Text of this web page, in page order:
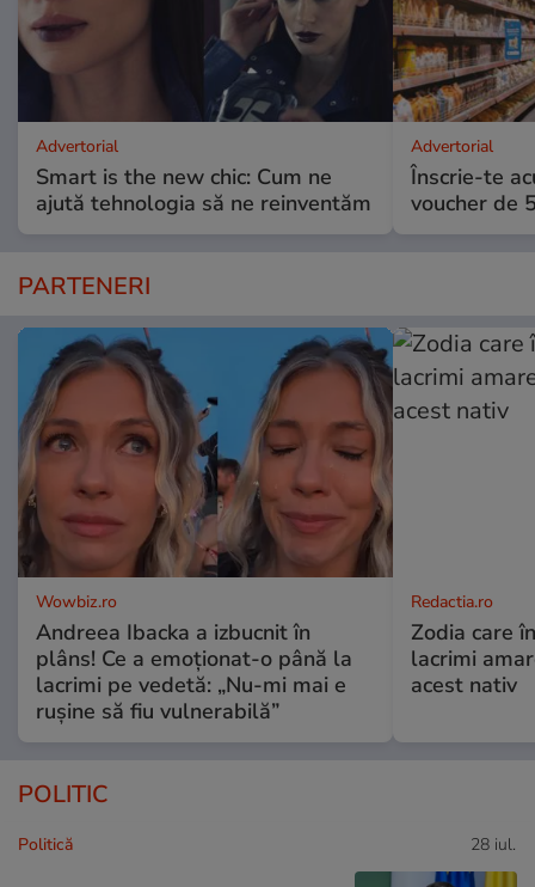
Advertorial
Smart is the new chic: Cum ne
ajută tehnologia să ne reinventăm
Advertorial
Înscrie-te
voucher de
PARTENERI
Wowbiz.ro
Andreea Ibacka a izbucnit în
plâns! Ce a emoționat-o până la
lacrimi pe vedetă: „Nu-mi mai e
rușine să fiu vulnerabilă”
Redactia.ro
Zodia care
lacrimi
acest nativ
POLITIC
Politică 28 iul.